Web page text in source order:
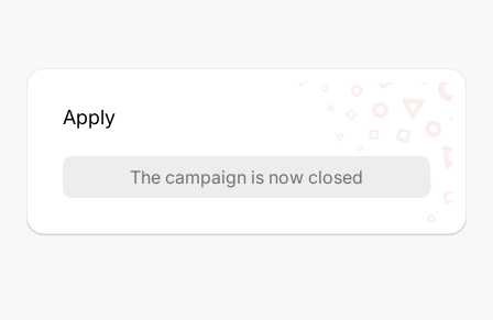
Apply
The campaign is now closed